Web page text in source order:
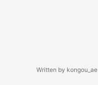
Written by kongou_ae